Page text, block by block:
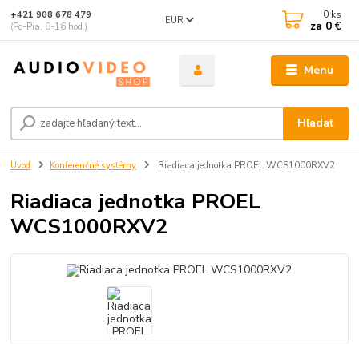
Menu
EUR
Hľadať
+421 908 678 479
(Po-Pia, 8-16 hod.)
0 ks
za 0 €
Úvod Konferenčné systémy Riadiaca jednotka PROEL WCS1000RXV2
Riadiaca jednotka PROEL
WCS1000RXV2